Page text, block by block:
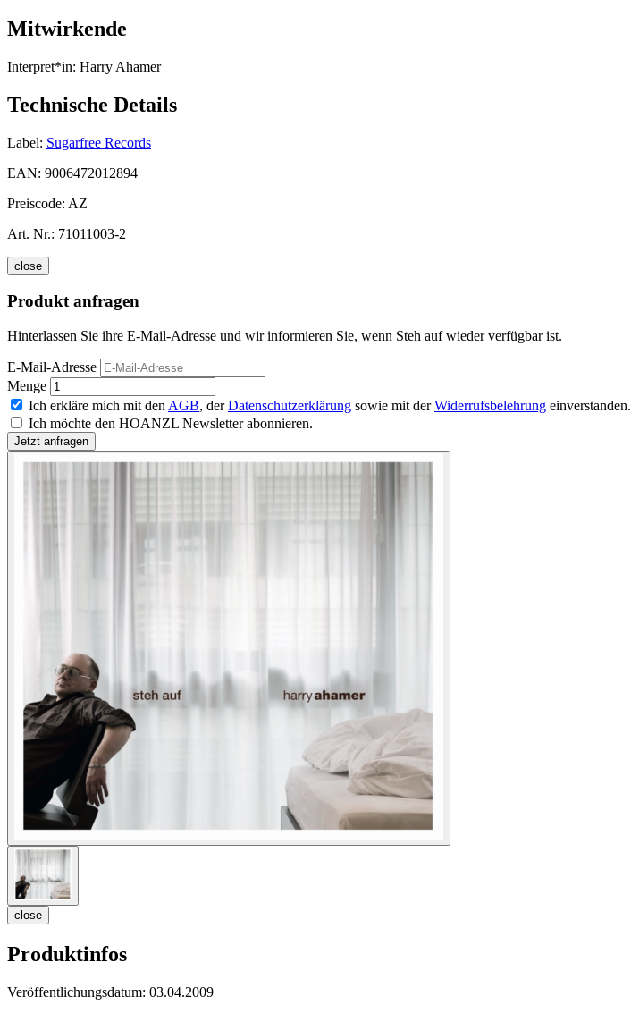
Mitwirkende
Interpret*in: Harry Ahamer
Technische Details
Label: Sugarfree Records
EAN: 9006472012894
Preiscode: AZ
Art. Nr.: 71011003-2
close
Produkt anfragen
Hinterlassen Sie ihre E-Mail-Adresse und wir informieren Sie, wenn Steh auf wieder verfügbar ist.
E-Mail-Adresse
Menge
Ich erkläre mich mit den AGB, derDatenschutzerklärung sowie mit derWiderrufsbelehrung einverstanden.
Ich möchte den HOANZL Newsletter abonnieren.
close
Produktinfos
Veröffentlichungsdatum: 03.04.2009